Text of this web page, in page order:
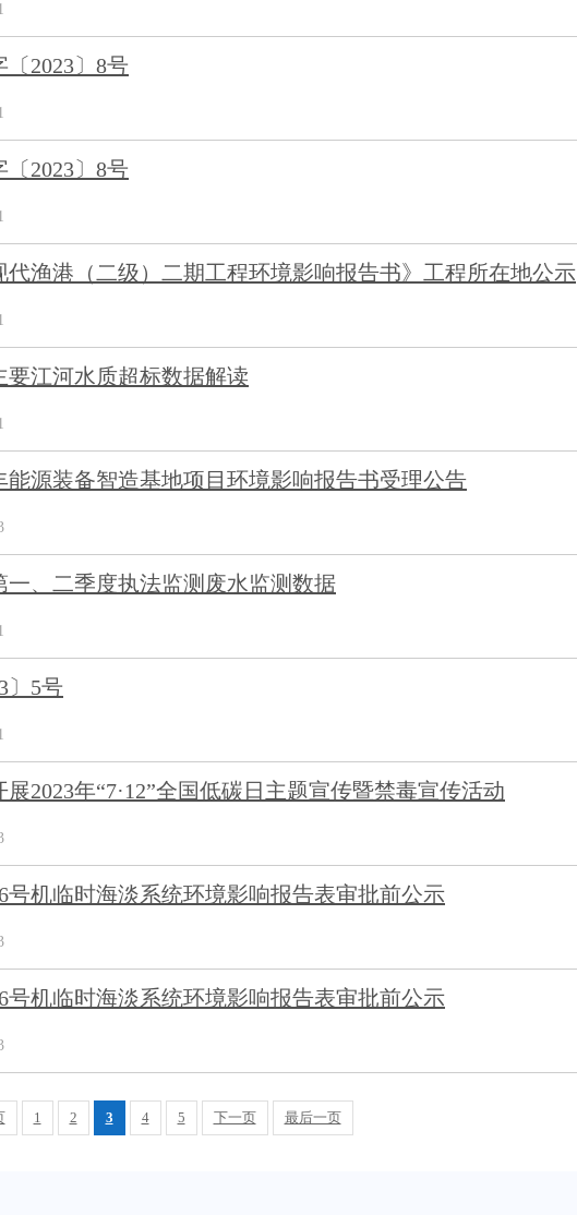
2023〕8号
2023〕8号
代渔港（二级）二期工程环境影响报告书》工程所在地公示
要江河水质超标数据解读
能源装备智造基地项目环境影响报告书受理公告
一、二季度执法监测废水监测数据
〕5号
2023年“7·12”全国低碳日主题宣传暨禁毒宣传活动
号机临时海淡系统环境影响报告表审批前公示
号机临时海淡系统环境影响报告表审批前公示
1 2 3 4 5 下一页 最后一页